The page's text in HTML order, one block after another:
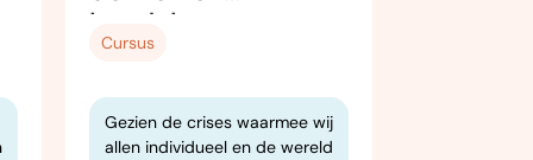
handelen
Cursus
Gezien de crises waarmee wij
allen individueel en de wereld